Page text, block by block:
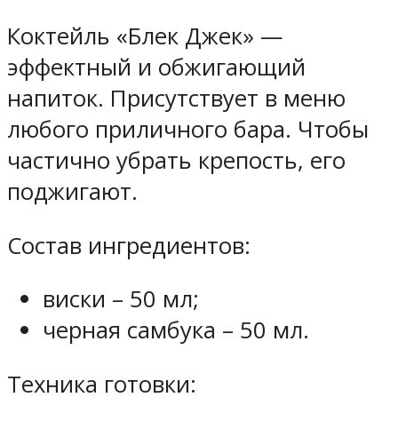
Коктейль «Блек Джек» —
эффектный и обжигающий
напиток. Присутствует в меню
любого приличного бара. Чтобы
частично убрать крепость, его
поджигают.
Состав ингредиентов:
виски – 50 мл;
черная самбука – 50 мл.
Техника готовки: